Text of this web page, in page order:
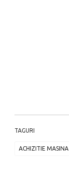
TAGURI
ACHIZITIE MASINA